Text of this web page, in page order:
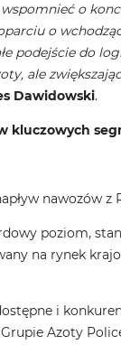
o
o
podejście do
ale
Dawidowski.
kluczowych
nawozów z
poziom,
na rynek
i
Azoty